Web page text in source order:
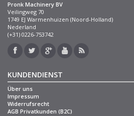
Pronk Machinery BV
Veilingweg 70
1749 EJ Warmenhuizen (Noord-Holland)
Nederland
(+31) 0226-753742
KUNDENDIENST
Über uns
Impressum
Widerrufsrecht
AGB Privatkunden (B2C)